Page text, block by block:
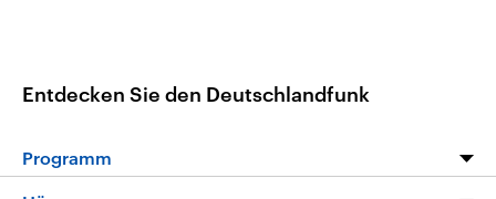
Entdecken Sie den Deutschlandfunk
Programm